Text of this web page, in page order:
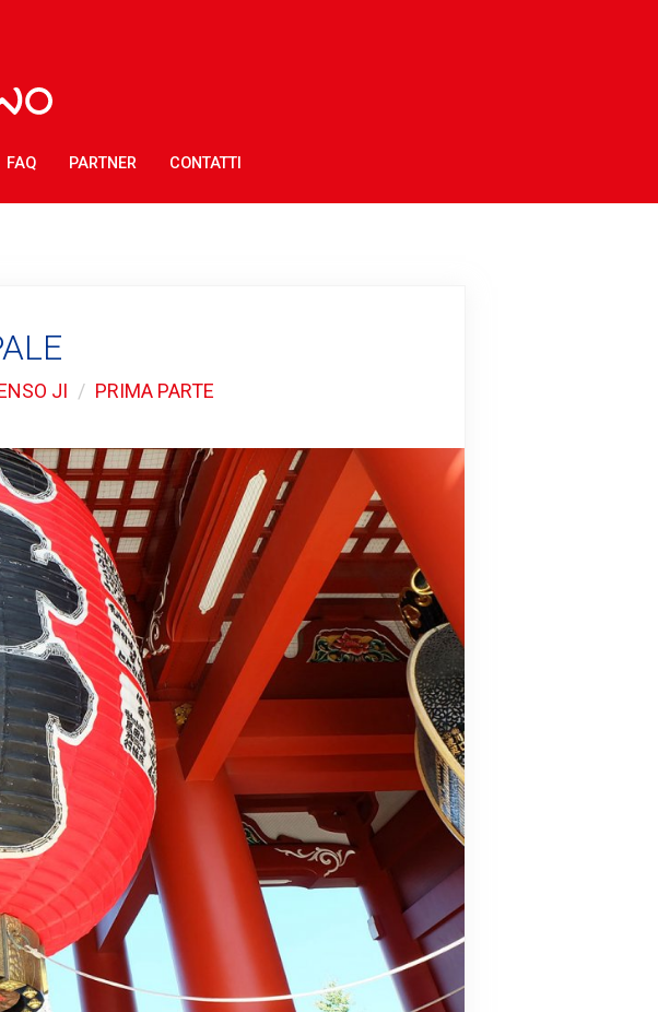
FAQ PARTNER CONTATTI
JI PRIMA PARTE